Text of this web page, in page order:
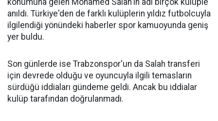
konumuna gelen Mohamed Salah'ın adı birçok kulüple
anıldı. Türkiye'den de farklı kulüplerin yıldız futbolcuyla
ilgilendiği yönündeki haberler spor kamuoyunda geniş
yer buldu.
Son günlerde ise Trabzonspor'un da Salah transferi
için devrede olduğu ve oyuncuyla ilgili temasların
sürdüğü iddiaları gündeme geldi. Ancak bu iddialar
kulüp tarafından doğrulanmadı.